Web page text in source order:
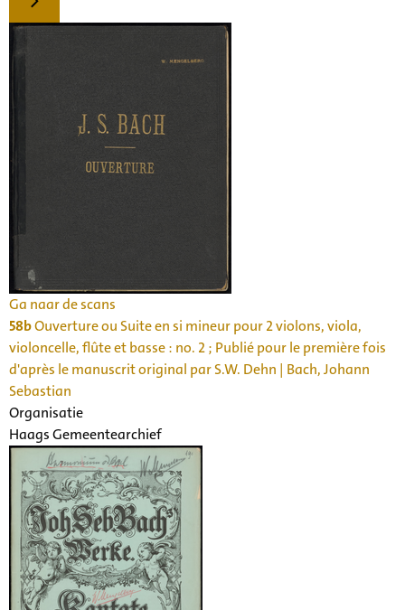
Ga naar de scans
58bOuverture ou Suite en si mineur pour 2 violons, viola,
violoncelle, flûte et basse : no. 2 ; Publié pour le première fois
d'après le manuscrit original par S.W. Dehn | Bach, Johann
Sebastian
Organisatie
Haags Gemeentearchief